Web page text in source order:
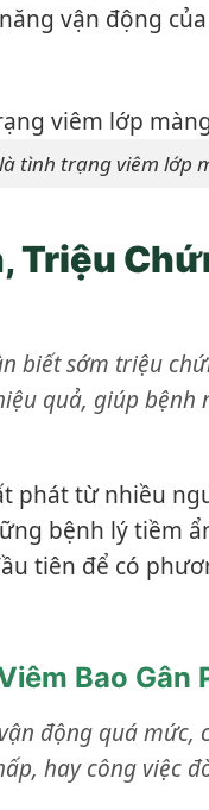
vận động
tình trạng viêm lớp
Triệu
biết sớm triệu
quả, giúp
phát từ nhiều
bệnh lý tiềm
tiên để có
Bao Gân
động quá mức,
hay công việc